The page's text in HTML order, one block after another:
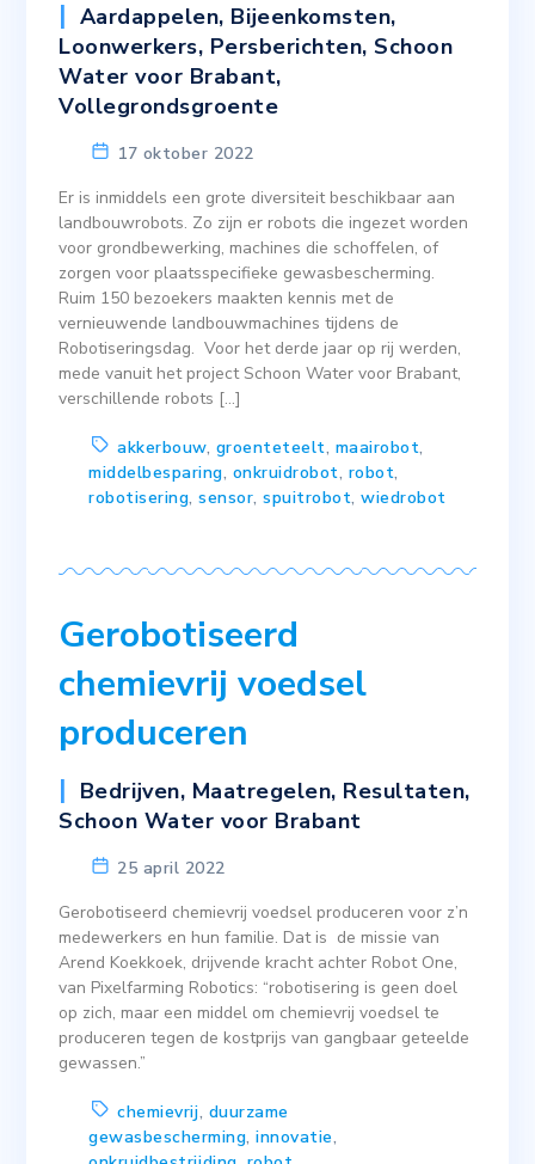
Aardappelen, Bijeenkomsten,
Loonwerkers, Persberichten,Schoon
Water voor Brabant,
Vollegrondsgroente
17 oktober 2022
Er is inmiddels een grote diversiteit beschikbaar aan
landbouwrobots. Zo zijn er robots die ingezet worden
voor grondbewerking, machines die schoffelen, of
zorgen voor plaatsspecifieke gewasbescherming.
Ruim 150 bezoekers maakten kennis met de
vernieuwende landbouwmachines tijdens de
Robotiseringsdag. Voor het derde jaar op rij werden,
mede vanuit het project Schoon Water voor Brabant,
verschillende robots […]
akkerbouw, groenteteelt, maairobot,
middelbesparing, onkruidrobot, robot,
robotisering,sensor,spuitrobot,wiedrobot
Gerobotiseerd
chemievrij voedsel
produceren
Bedrijven, Maatregelen, Resultaten,
Schoon Water voor Brabant
25 april 2022
Gerobotiseerd chemievrij voedsel produceren voor z’n
medewerkers en hun familie. Dat is de missie van
Arend Koekkoek, drijvende kracht achter Robot One,
van Pixelfarming Robotics: “robotisering is geen doel
op zich, maar een middel om chemievrij voedsel te
produceren tegen de kostprijs van gangbaar geteelde
gewassen.”
chemievrij, duurzame
gewasbescherming,innovatie,